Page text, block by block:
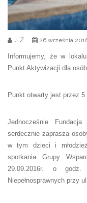
J. Ż. 26 września
Informujemy, że w
Punkt Aktywizacji dla
Punkt otwarty jest przez
Jednocześnie
serdecznie zaprasza
w tym dzieci i
spotkania Grupy
29.09.2016r. o
Niepełnosprawnych przy